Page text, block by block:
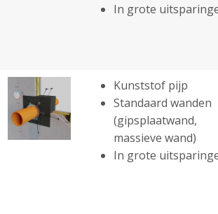
In grote
Kunststof pijp
Standaard wanden
(gipsplaatwand,
massieve wand)
In grote